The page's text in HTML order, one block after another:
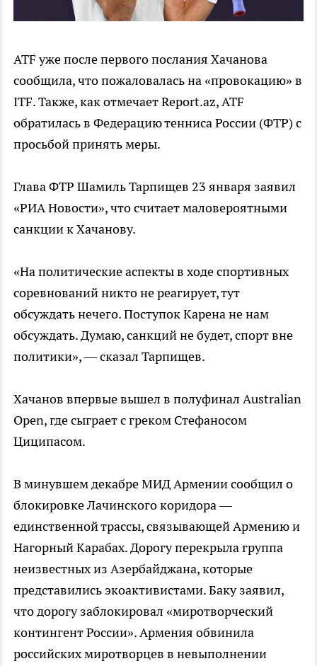
ATF уже после первого послания Хачанова
сообщила, что пожаловалась на «провокацию» в
ITF. Также, как отмечает Report.az, ATF
обратилась в Федерацию тенниса России (ФТР) с
просьбой принять меры.
Глава ФТР Шамиль Тарпищев 23 января заявил
«РИА Новости», что считает маловероятными
санкции к Хачанову.
«На политические аспекты в ходе спортивных
соревнований никто не реагирует, тут
обсуждать нечего. Поступок Карена не нам
обсуждать. Думаю, санкций не будет, спорт вне
политики», — сказал Тарпищев.
Хачанов впервые вышел в полуфинал Australian
Open, где сыграет с греком Стефаносом
Циципасом.
В минувшем декабре МИД Армении сообщил о
блокировке Лачинского коридора —
единственной трассы, связывающей Армению и
Нагорный Карабах. Дорогу перекрыла группа
неизвестных из Азербайджана, которые
представились экоактивистами. Баку заявил,
что дорогу заблокировал «миротворческий
контингент России». Армения обвинила
российских миротворцев в невыполнении